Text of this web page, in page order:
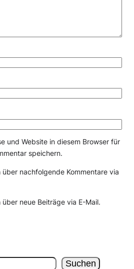
und Website in diesem Browser für
speichern.
nachfolgende Kommentare via
neue Beiträge via E-Mail.
Suchen